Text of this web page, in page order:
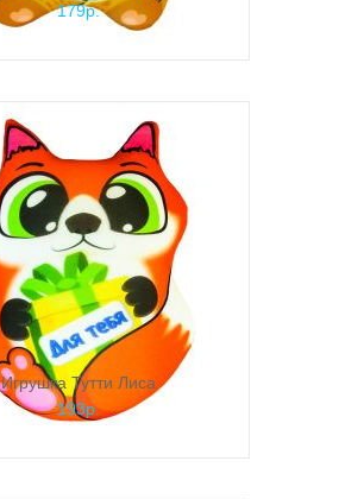
179р.
Игрушка Тутти Лиса
193р.